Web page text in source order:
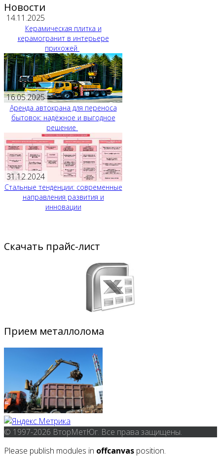
Новости
14.11.2025
Керамическая плитка и
керамогранит в интерьере
прихожей
16.05.2025
Аренда автокрана для переноса
бытовок: надёжное и выгодное
решение
31.12.2024
Стальные тенденции: современные
направления развития и
инновации
Скачать прайс-лист
Прием металлолома
© 1997-2026 ВторМетЮг. Все права защищены.
Please publish modules in offcanvas position.